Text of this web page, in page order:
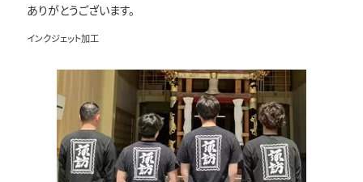
ありがとうございます。
インクジェット加工